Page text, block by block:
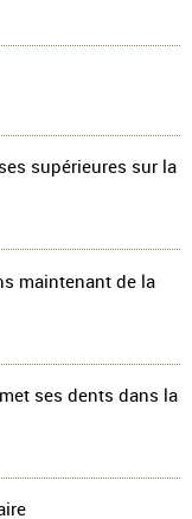
supérieures sur la
maintenant de la
ses dents dans la